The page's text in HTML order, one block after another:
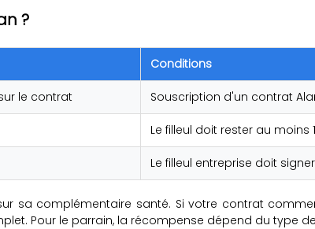
?
Conditions
le contrat Souscription d'un contrat
Le filleul doit rester au
Le filleul entreprise doit
sa complémentaire santé. Si votre contrat
Pour le parrain, la récompense dépend du type de